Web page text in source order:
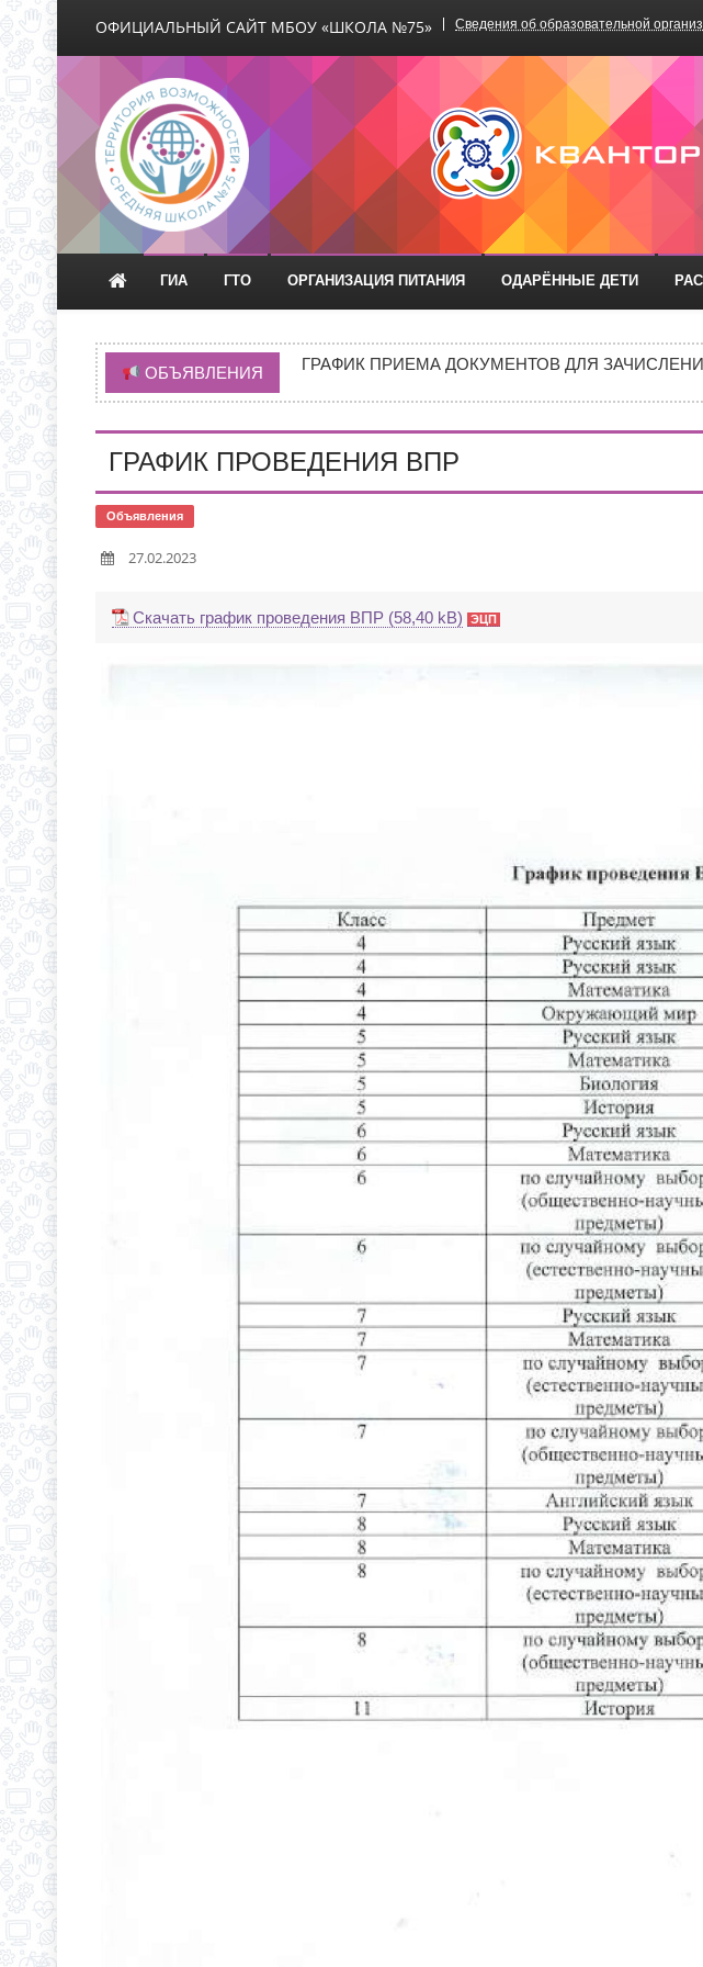
ОФИЦИАЛЬНЫЙ САЙТ МБОУ «ШКОЛА №75» Сведения об образовательной
Официальный сайт МБОУ
ГИА ГТО ОРГАНИЗАЦИЯ ПИТАНИЯ ОДАРЁННЫЕ ДЕТИ
ОБЪЯВЛЕНИЯ
С 1 СЕНТЯБРЯ 2026 ГОДА В МБОУ «ШКОЛА №
ГРАФИК ПРИЕМА ДОКУМЕНТОВ ДЛЯ
ИНФОРМАЦИЯ ОБ ИНДИВИДУАЛЬНОМ ОТБОРЕ
ИНФОРМАЦИЯ О ПРИЕМЕ В 10 КЛАСС
НОВАЯ ЭПИДЕМИЯ «ТИШИНЫ»: ПОЧЕМУ
С 1 СЕНТЯБРЯ 2026 ГОДА В МБОУ «ШКОЛА №
ГРАФИК ПРОВЕДЕНИЯ ВПР
Объявления
27.02.2023
Скачать график проведения ВПР ЭЦП